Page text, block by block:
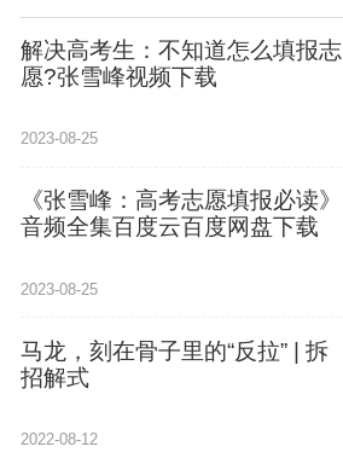
解决高考生：不知道怎么填报志
愿?张雪峰视频下载
2023-08-25
《张雪峰：高考志愿填报必读》
音频全集百度云百度网盘下载
2023-08-25
马龙，刻在骨子里的“反拉” | 拆
招解式
2022-08-12